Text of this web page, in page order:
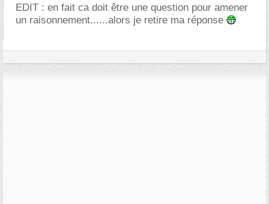
EDIT : en fait ca doit être une question pour amener
un raisonnement......alors je retire ma réponse